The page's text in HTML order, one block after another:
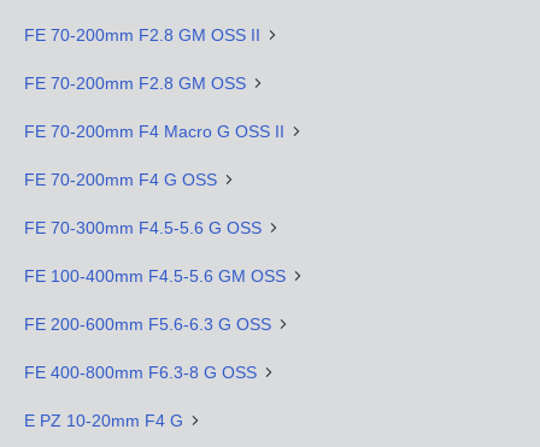
FE 70-200mm F2.8 GM OSS II
FE 70-200mm F2.8 GM OSS
FE 70-200mm F4 Macro G OSS II
FE 70-200mm F4 G OSS
FE 70-300mm F4.5-5.6 G OSS
FE 100-400mm F4.5-5.6 GM OSS
FE 200-600mm F5.6-6.3 G OSS
FE 400-800mm F6.3-8 G OSS
E PZ 10-20mm F4 G